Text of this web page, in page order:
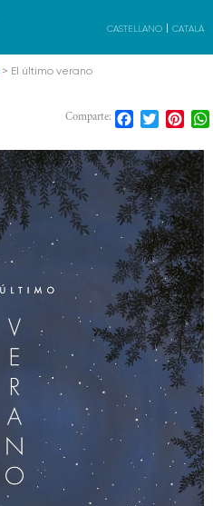
CASTELLANO CATALÀ
> El último verano
Comparte: Facebook
Twitter